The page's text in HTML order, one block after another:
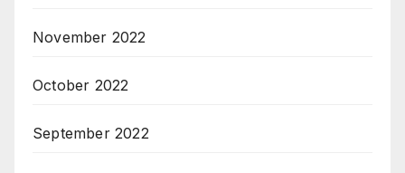
November 2022
October 2022
September 2022